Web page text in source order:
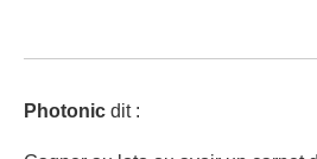
Photonic dit :